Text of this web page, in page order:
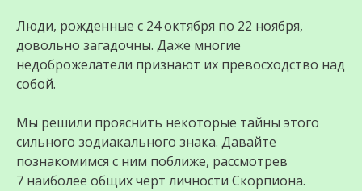
Люди, рожденные с 24 октября по 22 ноября,
довольно загадочны. Даже многие
недоброжелатели признают их превосходство над
собой.
Мы решили прояснить некоторые тайны этого
сильного зодиакального знака. Давайте
познакомимся с ним поближе, рассмотрев
7 наиболее общих черт личности Скорпиона.